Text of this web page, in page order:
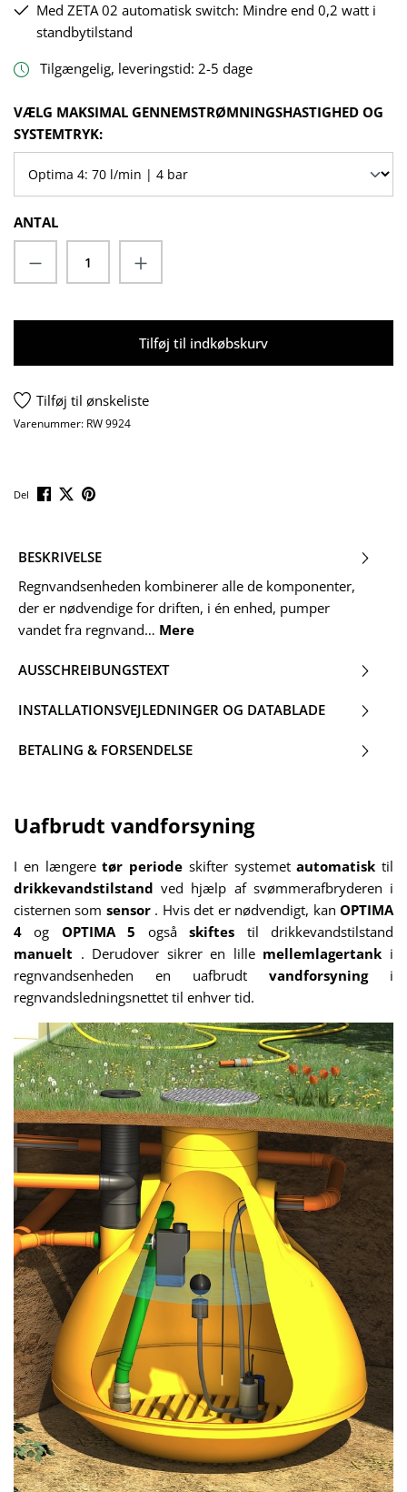
Med ZETA 02 automatisk switch: Mindre end 0,2 watt i
standbytilstand
Tilgængelig, leveringstid: 2-5 dage
VÆLG
VÆLG MAKSIMAL GENNEMSTRØMNINGSHASTIGHED OG
SYSTEMTRYK:
ANTAL
Produktmængde: Indtast det ønskede
Tilføj til indkøbskurv
Tilføj til ønskeliste
Varenummer: RW 9924
Del
BESKRIVELSE
Regnvandsenheden kombinerer alle de komponenter,
der er nødvendige for driften, i én enhed, pumper
vandet fra regnvand… Mere
AUSSCHREIBUNGSTEXT
INSTALLATIONSVEJLEDNINGER OG DATABLADE
BETALING & FORSENDELSE
Uafbrudt vandforsyning
I en længeretør periode skifter systemetautomatisk til
drikkevandstilstand ved hjælp af svømmerafbryderen i
cisternen som sensor . Hvis det er nødvendigt, kanOPTIMA
4og OPTIMA 5 ogsåskiftes til drikkevandstilstand
manuelt . Derudover sikrer en lille mellemlagertank i
regnvandsenheden en uafbrudt vandforsyningi
regnvandsledningsnettet til enhver tid.